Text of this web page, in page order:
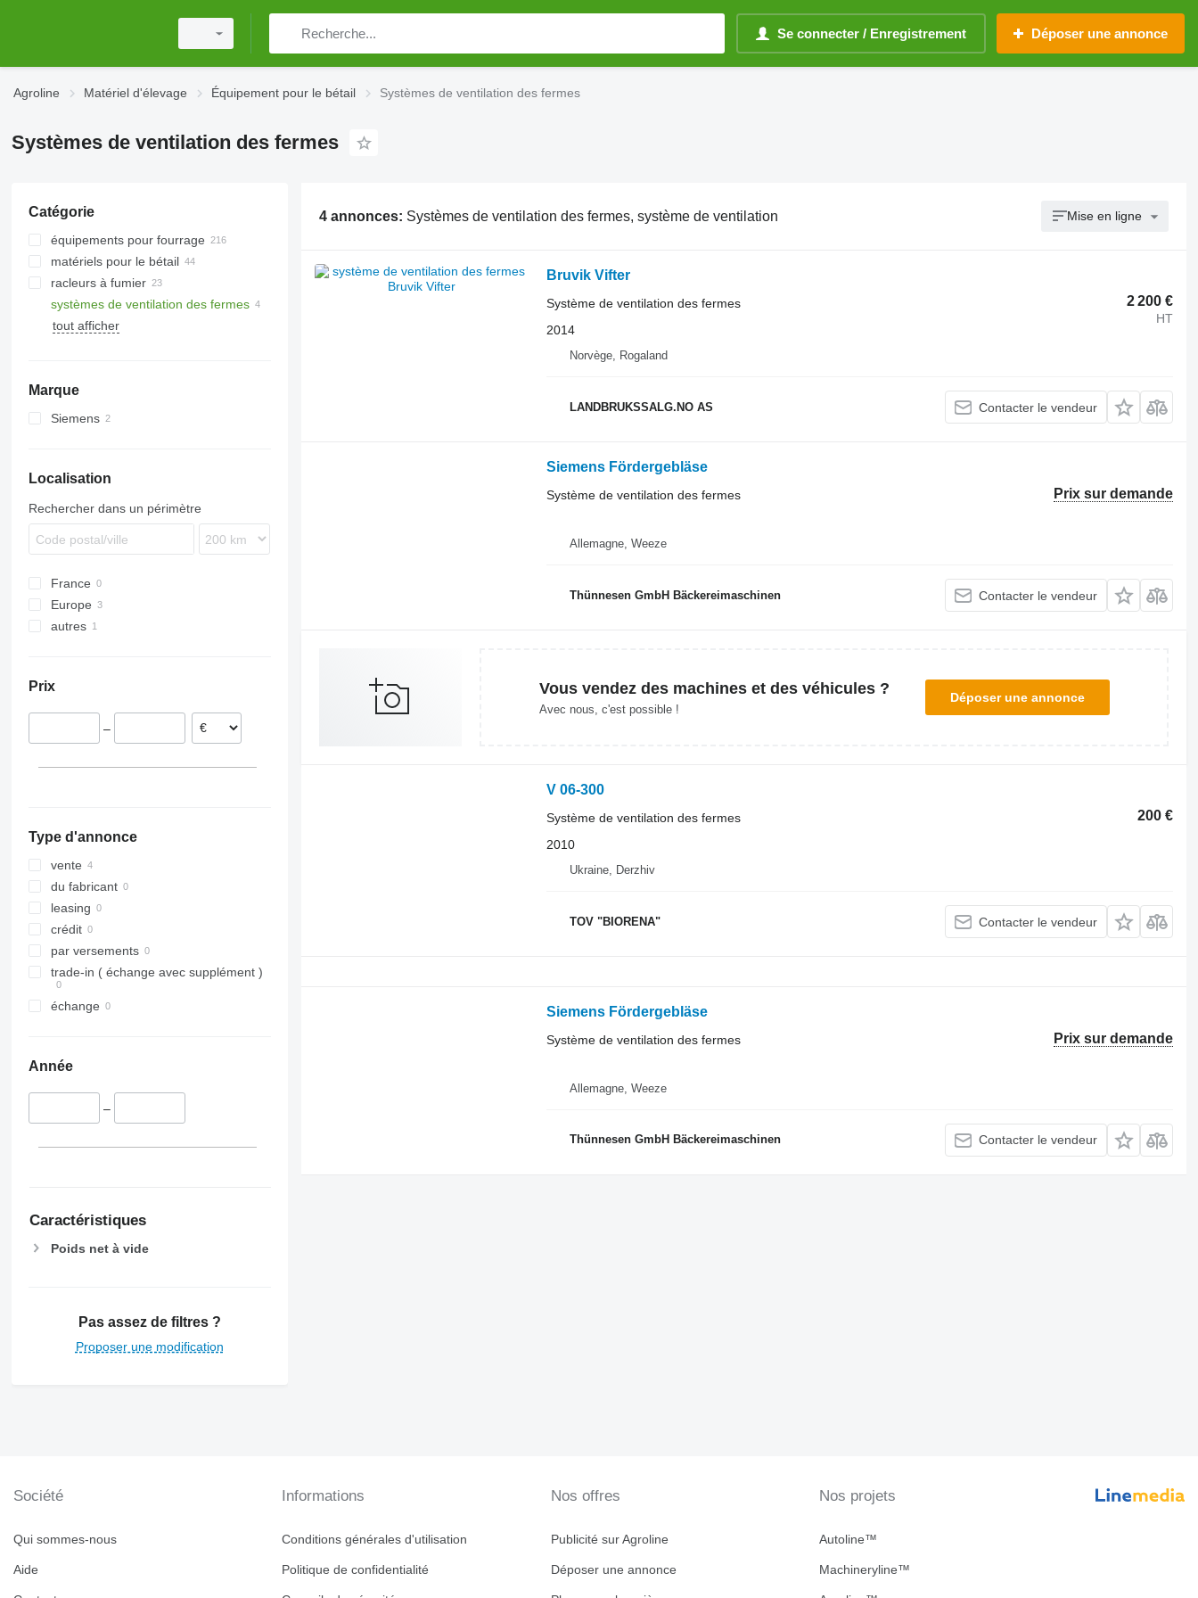
Se connecter / Enregistrement Déposer une annonce
Agroline Matériel d'élevage Équipement pour le bétail Systèmes de ventilation des fermes
Systèmes de ventilation des fermes
Catégorie
équipements pour fourrage
aplatisseurs de grains
repousse-fourrages
rouleaux d'ensilage
mangeoires pour bétail
concasseurs à grain
autre matériel de forage
matériels pour le bétail
matériel de traite
tanks à lait
mangeoires pour bétail
brosses à vaches
racleurs à fumier
niveleuses d'arène d'équitation
systèmes de ventilation des fermes
tout afficher
Marque
Siemens
Localisation
Rechercher dans un périmètre
France
Europe
Allemagne
autres
Prix
–
Type d'annonce
vente
du fabricant
leasing
crédit
par versements
trade-in ( échange avec supplément )
échange
Année
–
Caractéristiques
Poids net à vide
Pas assez de filtres ?
Proposer une modification
4 annonces: Systèmes de ventilation des fermes, système de ventilation Mise en ligne
Bruvik Vifter
2 200 €
HT
Système de ventilation des fermes
2014
Norvège, Rogaland
LANDBRUKSSALG.NO AS Contacter le vendeur
Siemens Fördergebläse
Prix sur demande
Système de ventilation des fermes
Allemagne, Weeze
Thünnesen GmbH Bäckereimaschinen Contacter le vendeur
Vous vendez des machines et des véhicules ?
Avec nous, c'est possible !
Déposer une annonce
V 06-300
200 €
Système de ventilation des fermes
2010
Ukraine, Derzhiv
TOV "BIORENA" Contacter le vendeur
Siemens Fördergebläse
Prix sur demande
Système de ventilation des fermes
Allemagne, Weeze
Thünnesen GmbH Bäckereimaschinen Contacter le vendeur
Société
Qui sommes-nous
Aide
Informations
Conditions générales d'utilisation
Politique de confidentialité
Nos offres
Publicité sur Agroline
Déposer une annonce
Nos projets
Autoline™
Machineryline™